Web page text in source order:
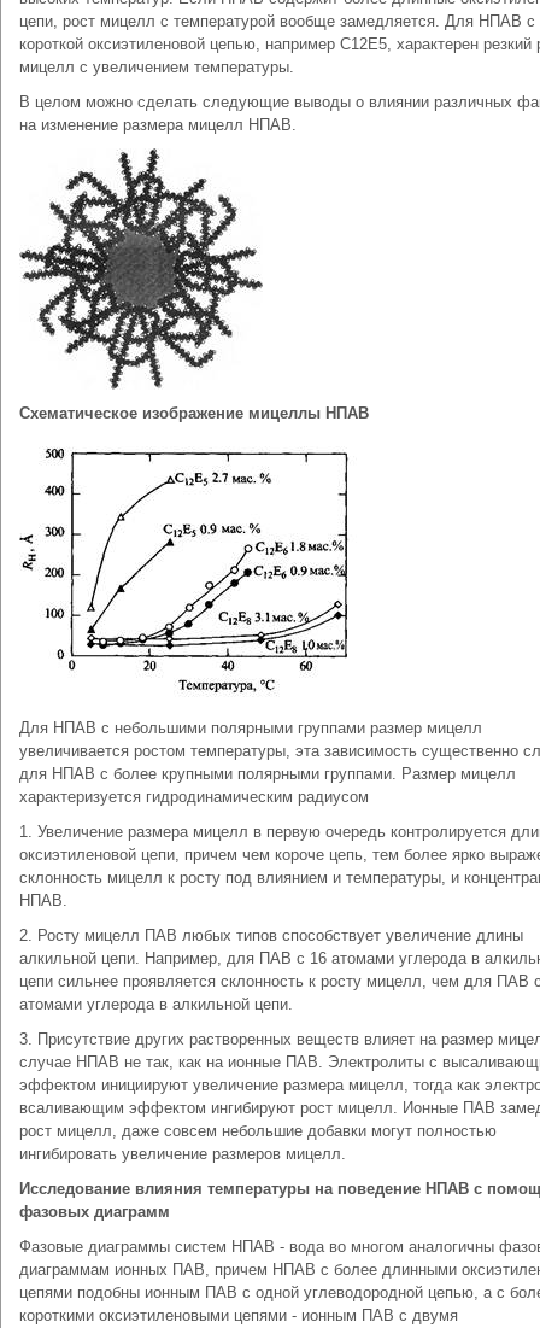
цепи, рост мицелл с температурой вообще замедляется. Для НПАВ с
короткой оксиэтиленовой цепью, например С12Е5, характерен резкий
мицелл с увеличением температуры.
В целом можно сделать следующие выводы о влиянии различных
на изменение размера мицелл НПАВ.
Схематическое изображение мицеллы НПАВ
Для НПАВ с небольшими полярными группами размер мицелл
увеличивается ростом температуры, эта зависимость существенно
для НПАВ с более крупными полярными группами. Размер мицелл
характеризуется гидродинамическим радиусом
1. Увеличение размера мицелл в первую очередь контролируется
оксиэтиленовой цепи, причем чем короче цепь, тем более ярко
склонность мицелл к росту под влиянием и температуры, и
НПАВ.
2. Росту мицелл ПАВ любых типов способствует увеличение длины
алкильной цепи. Например, для ПАВ с 16 атомами углерода в
цепи сильнее проявляется склонность к росту мицелл, чем для ПАВ
атомами углерода в алкильной цепи.
3. Присутствие других растворенных веществ влияет на размер
случае НПАВ не так, как на ионные ПАВ. Электролиты с
эффектом инициируют увеличение размера мицелл, тогда как
всаливающим эффектом ингибируют рост мицелл. Ионные ПАВ
рост мицелл, даже совсем небольшие добавки могут полностью
ингибировать увеличение размеров мицелл.
Исследование влияния температуры на поведение НПАВ с
фазовых диаграмм
Фазовые диаграммы систем НПАВ - вода во многом аналогичны
диаграммам ионных ПАВ, причем НПАВ с более длинными
цепями подобны ионным ПАВ с одной углеводородной цепью, а с
короткими оксиэтиленовыми цепями - ионным ПАВ с двумя